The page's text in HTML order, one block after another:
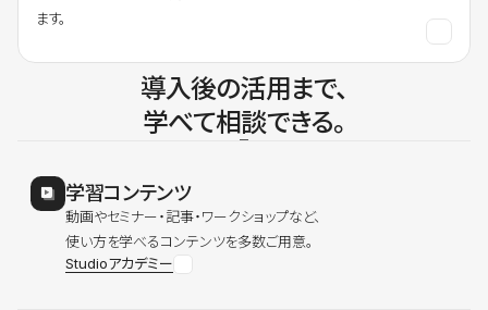
ます。
導入後の活用まで、
学べて相談できる。
学習コンテンツ
動画やセミナー・記事・ワークショップなど、
使い方を学べるコンテンツを多数ご用意。
Studioアカデミー